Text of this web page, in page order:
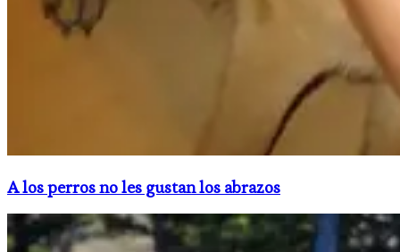
A los perros no les gustan los abrazos